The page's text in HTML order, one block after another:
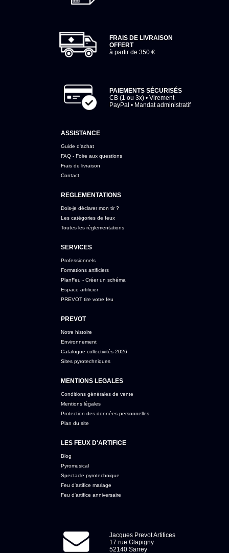
FRAIS DE LIVRAISON
OFFERT
à partir de 350 €
PAIEMENTS SÉCURISÉS
CB (1 ou 3x) • Virement
PayPal • Mandat administratif
ASSISTANCE
Guide d'achat
FAQ - Foire aux questions
Frais de livraison
Contact
REGLEMENTATIONS
Dois-je déclarer mon tir ?
Les catégories de feux
Toutes les réglementations
SERVICES
Professionnels
Formations artificiers
PlanFeu - Créer un schéma
Espace artificier
PREVOT tire votre feu
PREVOT
Notre histoire
Environnement
Catalogue collectivités 2026
Sites pyrotechniques
MENTIONS LEGALES
Conditions générales de vente
Mentions légales
Protection des données personnelles
Plan du site
LES FEUX D'ARTIFICE
Blog
Pyromusical
Spectacle pyrotechnique
Feu d'artifice mariage
Feu d'artifice anniversaire
Jacques Prevot Artifices
17 rue Glapigny
52140 Sarrey